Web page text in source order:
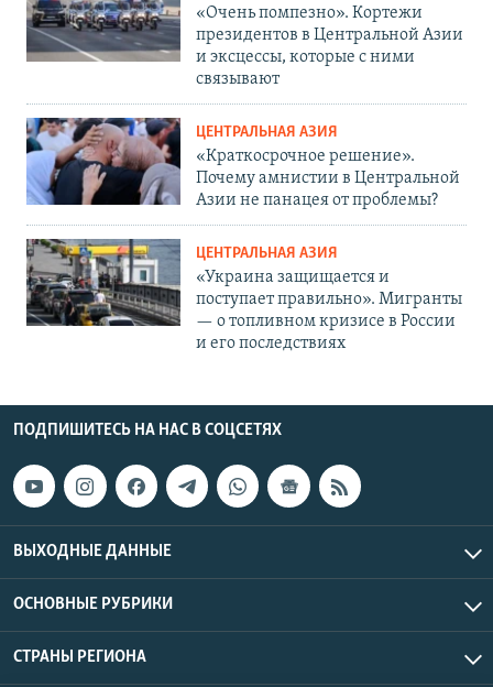
«Очень помпезно». Кортежи
президентов в Центральной Азии
и эксцессы, которые с ними
связывают
ЦЕНТРАЛЬНАЯ АЗИЯ
«Краткосрочное решение».
Почему амнистии в Центральной
Азии не панацея от проблемы?
ЦЕНТРАЛЬНАЯ АЗИЯ
«Украина защищается и
поступает правильно». Мигранты
— о топливном кризисе в России
и его последствиях
ПОДПИШИТЕСЬ НА НАС В СОЦСЕТЯХ
ВЫХОДНЫЕ ДАННЫЕ
ОСНОВНЫЕ РУБРИКИ
СТРАНЫ РЕГИОНА